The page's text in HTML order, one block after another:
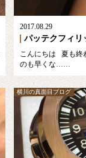
2017.08.29
パッテクフィ
こんにちは 夏も終
のも早くな……
横川の真面目ブログ